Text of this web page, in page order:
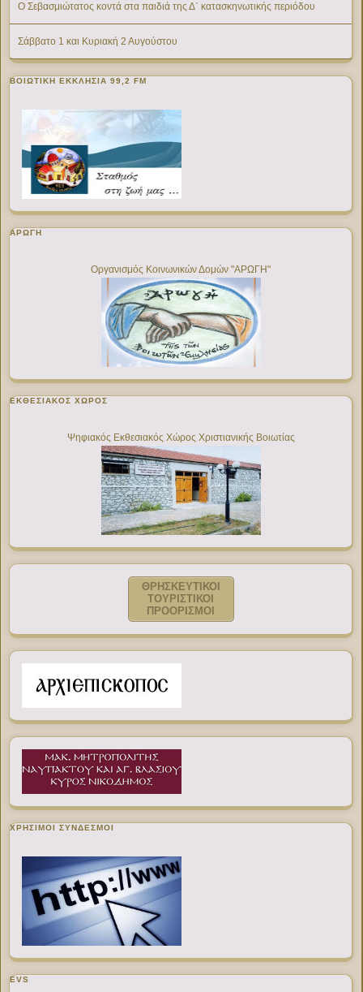
Ο Σεβασμιώτατος κοντά στα παιδιά της Δ΄ κατασκηνωτικής περιόδου
Σάββατο 1 και Κυριακή 2 Αυγούστου
ΒΟΙΩΤΙΚΉ ΕΚΚΛΗΣΊΑ 99,2 FM
ΑΡΩΓΗ
Οργανισμός Κοινωνικών Δομών "ΑΡΩΓΗ"
ΕΚΘΕΣΙΑΚΌΣ ΧΏΡΟΣ
Ψηφιακός Εκθεσιακός Χώρος Χριστιανικής Βοιωτίας
ΘΡΗΣΚΕΥΤΙΚΟΙ
ΤΟΥΡΙΣΤΙΚΟΙ
ΠΡΟΟΡΙΣΜΟΙ
ΧΡΉΣΙΜΟΙ ΣΎΝΔΕΣΜΟΙ
EVS